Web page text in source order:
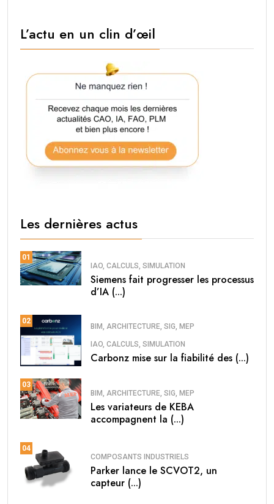
L’actu en un clin d’œil
Les dernières actus
01
IAO, CALCULS, SIMULATION
Siemens fait progresser les processus
d’IA (...)
02
BIM, ARCHITECTURE, SIG, MEP
IAO, CALCULS, SIMULATION
Carbonz mise sur la fiabilité des (...)
03
BIM, ARCHITECTURE, SIG, MEP
Les variateurs de KEBA
accompagnent la (...)
04
COMPOSANTS INDUSTRIELS
Parker lance le SCVOT2, un
capteur (...)